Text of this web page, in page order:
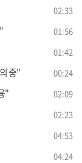
02:33
01:56
01:42
중" 00:24
" 02:09
02:23
04:53
04:24